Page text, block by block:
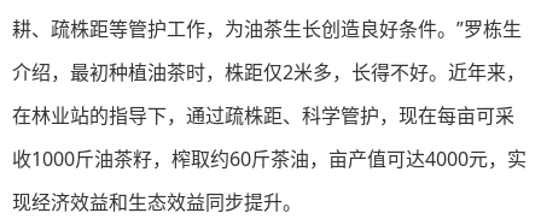
耕、疏株距等管护工作，为油茶生长创造良好条件。”罗栋生
介绍，最初种植油茶时，株距仅2米多，长得不好。近年来，
在林业站的指导下，通过疏株距、科学管护，现在每亩可采
收1000斤油茶籽，榨取约60斤茶油，亩产值可达4000元，实
现经济效益和生态效益同步提升。